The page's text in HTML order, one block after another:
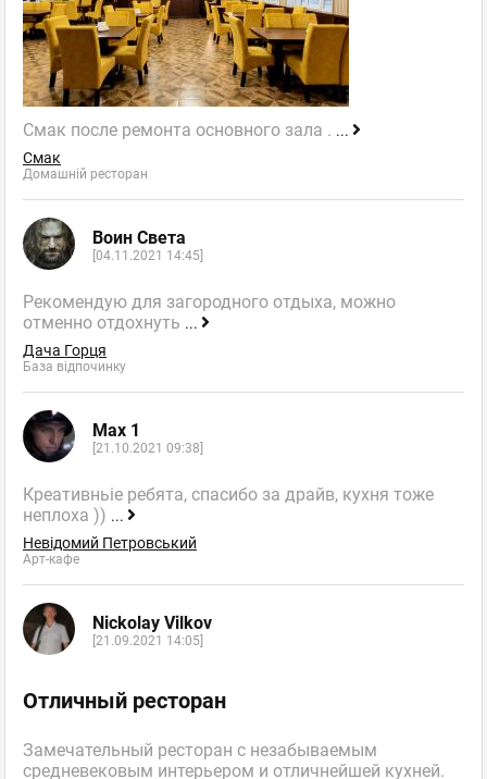
Смак после ремонта основного зала . ...
Смак
Домашній ресторан
Воин Света
[04.11.2021 14:45]
Рекомендую для загородного отдыха, можно
отменно отдохнуть ...
Дача Горця
База відпочинку
Max 1
[21.10.2021 09:38]
Креативньіе ребята, спасибо за драйв, кухня тоже
неплоха )) ...
Невідомий Петровський
Арт-кафе
Nickolay Vilkov
[21.09.2021 14:05]
Отличный ресторан
Замечательный ресторан с незабываемым
средневековым интерьером и отличнейшей кухней.